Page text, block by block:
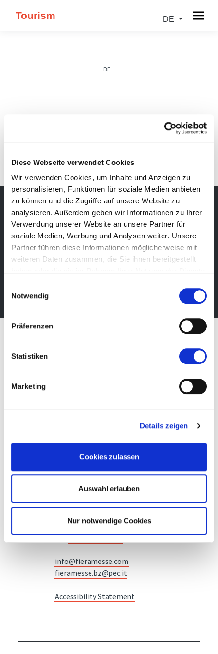
Diese Webseite verwendet Cookies
Wir verwenden Cookies, um Inhalte und Anzeigen zu
personalisieren, Funktionen für soziale Medien anbieten
zu können und die Zugriffe auf unsere Website zu
analysieren. Außerdem geben wir Informationen zu Ihrer
Verwendung unserer Website an unsere Partner für
soziale Medien, Werbung und Analysen weiter. Unsere
Partner führen diese Informationen möglicherweise mit
weiteren Daten zusammen, die Sie ihnen bereitgestellt
Notwendig
Präferenzen
Statistiken
Marketing
Details zeigen
Cookies zulassen
Auswahl erlauben
Nur notwendige Cookies
Tourism DE
DE
Newsletter
Bleibe über unsere Events immer up-to-date, erhalte
im Voraus nützliche Informationen! Natürlich
Newsletter abonnieren
Messe Bozen AG
Messeplatz 1 —
39100 Bozen BZ
Tel. +39 0471 516000
Fax.+39 0471 516111
info@fieramesse.com
fieramesse.bz@pec.it
Accessibility Statement